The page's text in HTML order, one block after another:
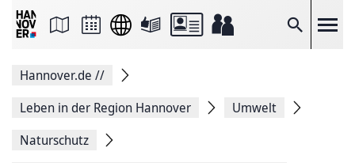
Suche
Seite
Facebook
teilen
Seitenlink
Hannover.de //
Leben in der Region Hannover
Umwelt
Naturschutz